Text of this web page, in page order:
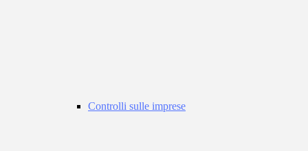
Controlli sulle imprese